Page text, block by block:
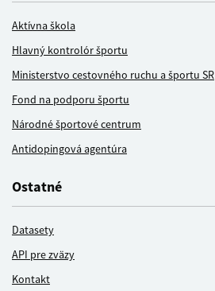
Aktívna škola
Hlavný kontrolór športu
Ministerstvo cestovného ruchu a športu SR
Fond na podporu športu
Národné športové centrum
Antidopingová agentúra
Ostatné
Datasety
API pre zväzy
Kontakt